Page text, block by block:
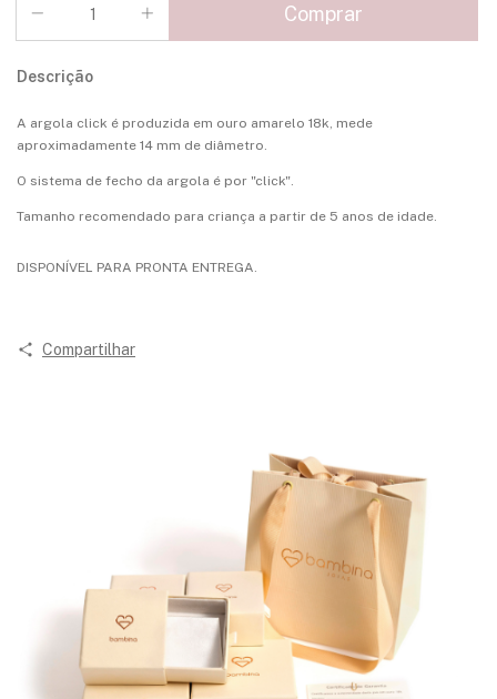
Descrição
A argola click é produzida em ouro amarelo 18k, mede
aproximadamente 14 mm de diâmetro.
O sistema de fecho da argola é por "click".
Tamanho recomendado para criança a partir de 5 anos de idade.
DISPONÍVEL PARA PRONTA ENTREGA.
Compartilhar